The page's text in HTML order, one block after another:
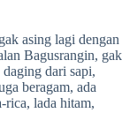
asing lagi dengan
Bagusrangin, gak
dari sapi,
beragam, ada
rica, lada hitam,